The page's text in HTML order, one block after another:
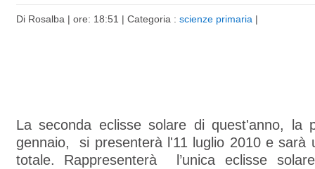
Di Rosalba | ore: 18:51 | Categoria : scienze primaria |
La seconda eclisse solare di quest'anno, la
gennaio, si presenterà l'11 luglio 2010 e sarà
totale. Rappresenterà l’unica eclisse